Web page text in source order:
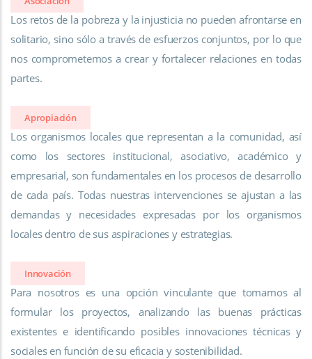
Los retos de la pobreza y la injusticia no pueden afrontarse en
solitario, sino sólo a través de esfuerzos conjuntos, por lo que
nos comprometemos a crear y fortalecer relaciones en todas
partes.
Apropiación
Los organismos locales que representan a la comunidad, así
como los sectores institucional, asociativo, académico y
empresarial, son fundamentales en los procesos de desarrollo
de cada país. Todas nuestras intervenciones se ajustan a las
demandas y necesidades expresadas por los organismos
locales dentro de sus aspiraciones y estrategias.
Innovación
Para nosotros es una opción vinculante que tomamos al
formular los proyectos, analizando las buenas prácticas
existentes e identificando posibles innovaciones técnicas y
sociales en función de su eficacia y sostenibilidad.